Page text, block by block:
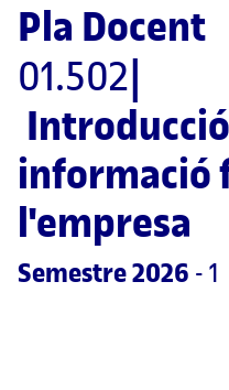
Pla Docent
01.502
informació
l'empresa
Semestre 2026 - 1